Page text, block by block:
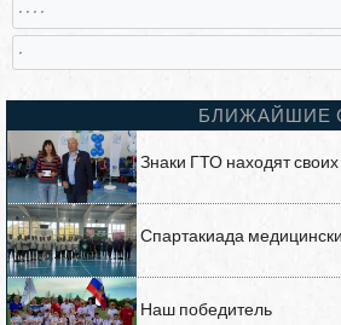
, , , ,
,
БЛИЖАЙШИЕ
Знаки ГТО находят
Спартакиада
Наш победитель